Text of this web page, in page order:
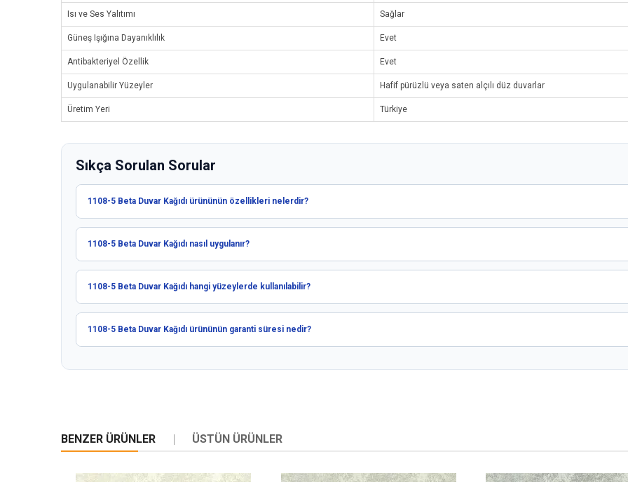
Isı ve Ses Yalıtımı Sağlar
Güneş Işığına Dayanıklılık Evet
Antibakteriyel Özellik Evet
Uygulanabilir Yüzeyler Hafif pürüzlü veya saten alçılı düz duvarlar
Üretim Yeri Türkiye
Sıkça Sorulan Sorular
1108-5 Beta Duvar Kağıdı ürününün özellikleri nelerdir?
1108-5 Beta Duvar Kağıdı nasıl uygulanır?
1108-5 Beta Duvar Kağıdı hangi yüzeylerde kullanılabilir?
1108-5 Beta Duvar Kağıdı ürününün garanti süresi nedir?
BENZER ÜRÜNLER ÜSTÜN ÜRÜNLER